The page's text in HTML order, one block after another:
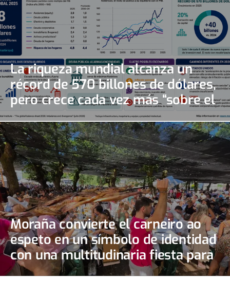
La riqueza mundial alcanza un
récord de 570 billones de dólares,
pero crece cada vez más “sobre el
papel”
Moraña convierte el carneiro ao
espeto en un símbolo de identidad
con una multitudinaria fiesta para
3.500 comensales